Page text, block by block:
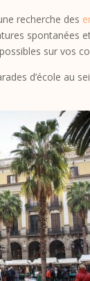
recherche des
spontanées
sur vos
d’école au